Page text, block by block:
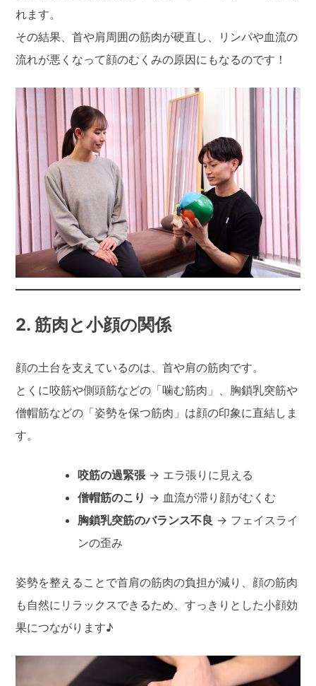
れます。
その結果、首や肩周囲の筋肉が硬直し、リンパや血流の
流れが悪くなって顔のむくみの原因にもなるのです！
2. 筋肉と小顔の関係
顔の土台を支えているのは、首や肩の筋肉です。
とくに咬筋や側頭筋などの「噛む筋肉」、胸鎖乳突筋や
僧帽筋などの「姿勢を保つ筋肉」は顔の印象に直結しま
す。
咬筋の過緊張 → エラ張りに見える
僧帽筋のこり → 血流が滞り顔がむくむ
胸鎖乳突筋のバランス不良 → フェイスライ
ンの歪み
姿勢を整えることで首肩の筋肉の負担が減り、顔の筋肉
も自然にリラックスできるため、すっきりとした小顔効
果につながります♪